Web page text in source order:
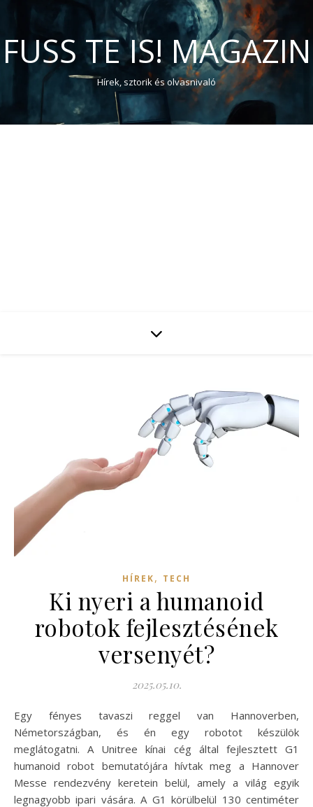
FUSS TE IS! MAGAZIN
Hírek, sztorik és olvasnivaló
HÍREK, TECH
Ki nyeri a humanoid
robotok fejlesztésének
versenyét?
2025.05.10.
Egy fényes tavaszi reggel van Hannoverben,
Németországban, és én egy robotot készülök
meglátogatni. A Unitree kínai cég által fejlesztett G1
humanoid robot bemutatójára hívtak meg a Hannover
Messe rendezvény keretein belül, amely a világ egyik
legnagyobb ipari vására. A G1 körülbelül 130 centiméter